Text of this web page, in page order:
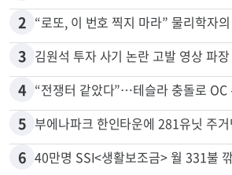
2 “로또, 이 번호 찍지 마라” 물리학자
3 김원석 투자 사기 논란 고발 영상 파장
4 “전쟁터 같았다”…테슬라 충돌로 OC
5 부에나파크 한인타운에 281유닛 주
6 40만명 SSI<생활보조금> 월 331불